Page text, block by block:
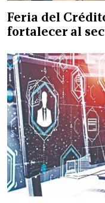
Feria del
fortalecer al